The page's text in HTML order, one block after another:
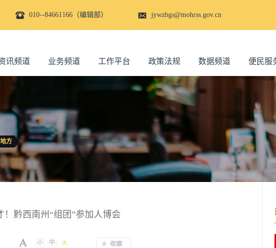
010--84661166（编辑部） jywzbgs@mohrss.gov.cn
讯频道 业务频道 工作平台 政策法规 数据频道 便民服
地方
黔西南州“组团”参加人博会
小 中 大